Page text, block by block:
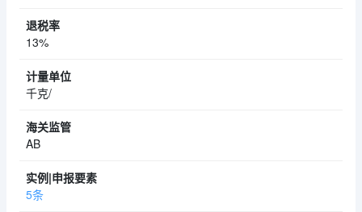
13%
千克/
AB
5条